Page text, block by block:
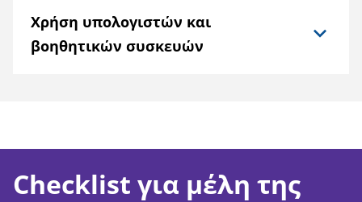
Χρήση υπολογιστών και
βοηθητικών συσκευών
Checklist για μέλη της